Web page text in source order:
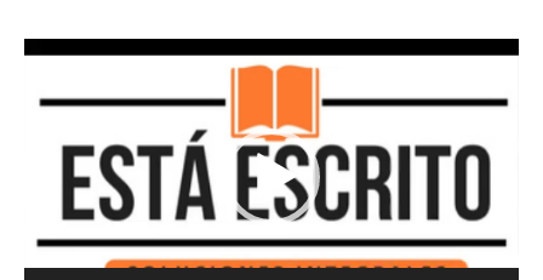
Reproductor
vídeo